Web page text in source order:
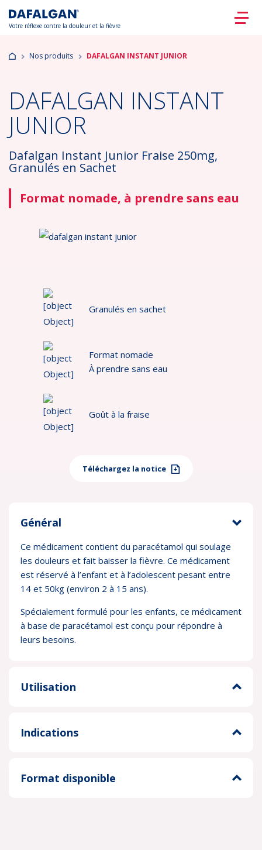
Votre réflexe contre la douleur et la fièvre
Nos produits DAFALGAN INSTANT JUNIOR
DAFALGAN INSTANT
JUNIOR
Dafalgan Instant Junior Fraise 250mg,
Granulés en Sachet
Format nomade, à prendre sans eau
Granulés en sachet
Format nomade
À prendre sans eau
Goût à la fraise
Téléchargez la notice
Général
Ce médicament contient du paracétamol qui soulage
les douleurs et fait baisser la fièvre. Ce médicament
est réservé à l’enfant et à l’adolescent pesant entre
14 et 50kg (environ 2 à 15 ans).
Spécialement formulé pour les enfants, ce médicament
à base de paracétamol est conçu pour répondre à
leurs besoins.
Utilisation
Indications
Format disponible